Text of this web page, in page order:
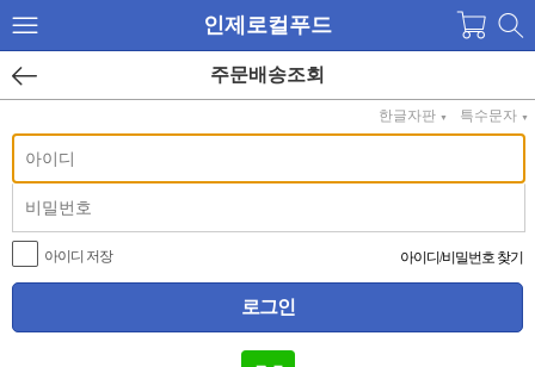
인제로컬푸드
주문배송조회
특수문자 ▼
한글자판 ▼
아이디 저장 아이디 /비밀번호 찾기